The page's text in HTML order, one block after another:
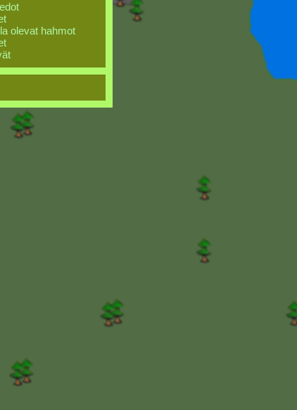
olevat hahmot